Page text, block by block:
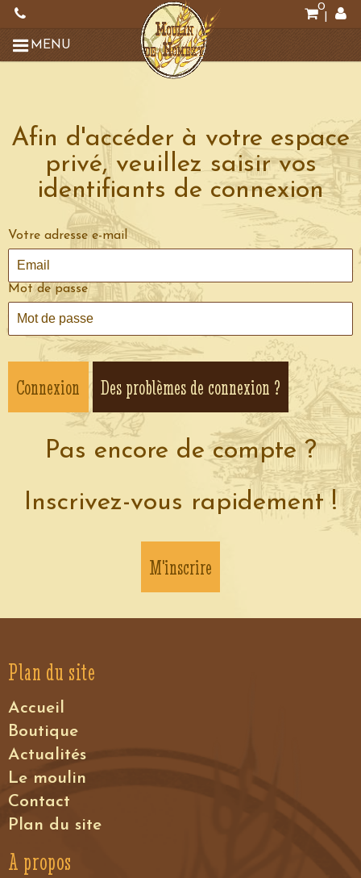
0
MENU
Afin d'accéder à votre espace
privé, veuillez saisir vos
identifiants de connexion
Votre adresse e-mail
Mot de passe
Des problèmes de connexion ?
Pas encore de compte ?
Inscrivez-vous rapidement !
M'inscrire
Plan du site
Accueil
Boutique
Actualités
Le moulin
Contact
Plan du site
A propos